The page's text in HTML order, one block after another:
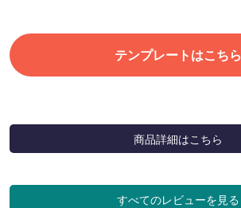
テンプレートはこちら
商品詳細はこちら
すべてのレビューを見る